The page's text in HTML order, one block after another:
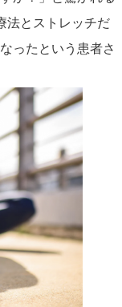
法とストレッチだ
ったという患者さ